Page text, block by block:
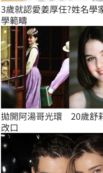
3歲就認愛姜厚任?姓名學
學範疇
拋開阿湯哥光環　20歲舒
改口